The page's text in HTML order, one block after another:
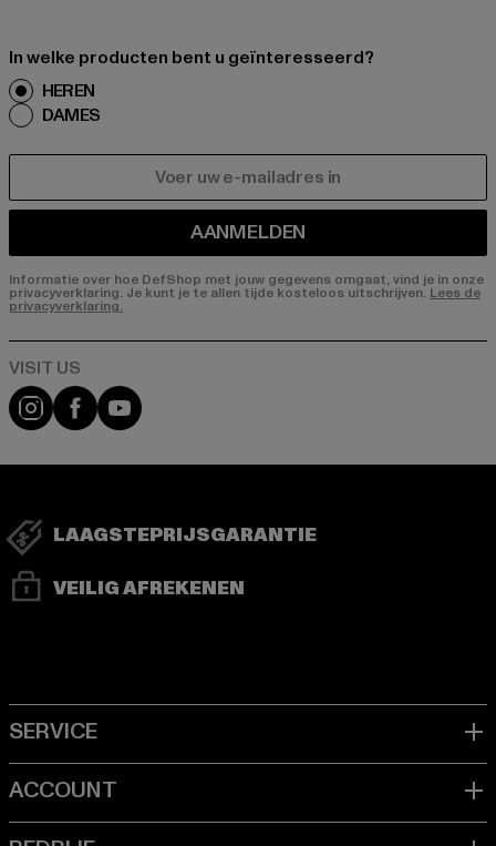
In welke producten bent u geïnteresseerd?
HEREN
DAMES
AANMELDEN
Informatie over hoe DefShop met jouw gegevens omgaat, vind je in onze
privacyverklaring. Je kunt je te allen tijde kosteloos uitschrijven. Lees de
privacyverklaring.
Visit our Instagram page:
Visit our Facebook page:
Visit our YouTube channel:
LAAGSTEPRIJSGARANTIE
VEILIG AFREKENEN